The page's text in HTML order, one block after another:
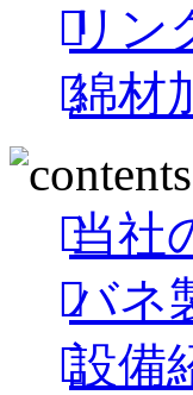
リン
綿材
当社
バネ
設備